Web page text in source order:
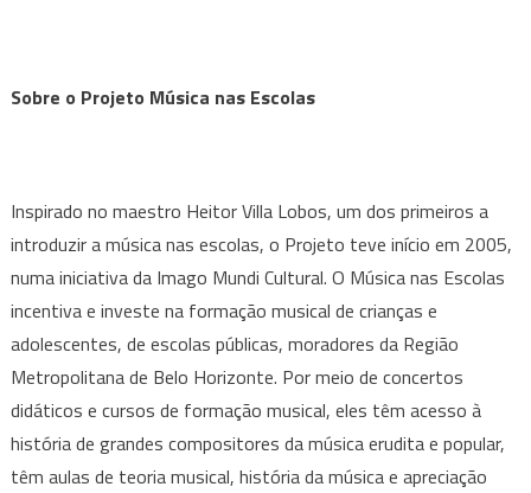
Sobre o Projeto Música nas Escolas
Inspirado no maestro Heitor Villa Lobos, um dos primeiros a
introduzir a música nas escolas, o Projeto teve início em 2005,
numa iniciativa da Imago Mundi Cultural. O Música nas Escolas
incentiva e investe na formação musical de crianças e
adolescentes, de escolas públicas, moradores da Região
Metropolitana de Belo Horizonte. Por meio de concertos
didáticos e cursos de formação musical, eles têm acesso à
história de grandes compositores da música erudita e popular,
têm aulas de teoria musical, história da música e apreciação